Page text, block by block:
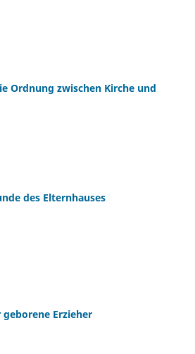
Ordnung zwischen Kirche und
des Elternhauses
geborene Erzieher